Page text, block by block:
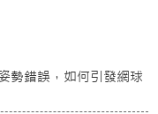
勢錯誤，如何引發網球